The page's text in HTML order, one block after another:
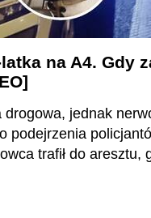
na A4. Gdy
drogowa, jednak
podejrzenia
trafił do aresztu,